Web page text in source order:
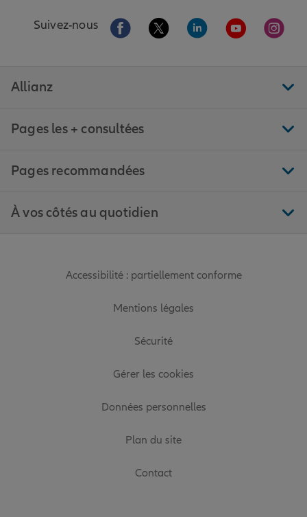
Suivez-nous Aller sur la page Facebook de Allianz
Aller sur la page Twitter de
Aller sur la page
Aller sur la
Aller
Allianz
Pages les + consultées
Pages recommandées
À vos côtés au quotidien
Accessibilité : partiellement conforme
Mentions légales
Sécurité
Gérer les cookies
Données personnelles
Plan du site
Contact